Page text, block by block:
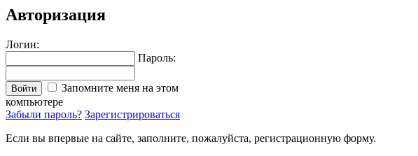
Авторизация
Логин:
Пароль:
Войти
Запомните меня на этом
компьютере
Забыли пароль? Зарегистрироваться
Если вы впервые на сайте, заполните, пожалуйста, регистрационную форму.